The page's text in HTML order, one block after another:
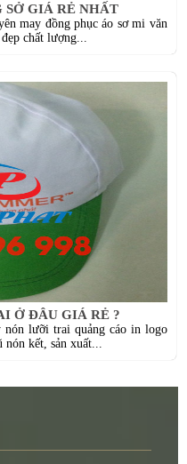
SỞ GIÁ RẺ NHẤT
may đồng phục áo sơ mi văn
chất lượng...
Ở ĐÂU GIÁ RẺ ?
lưỡi trai quảng cáo in logo
nón kết, sản xuất...